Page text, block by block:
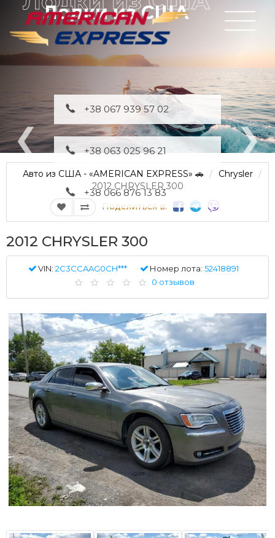
Лодки из США
+38 067 939 57 02
+38 063 025 96 21
+38 066 876 13 83
Авто из США - «AMERICAN EXPRESS» 🚗
Chrysler
2012 CHRYSLER 300
Поделиться в:
2012 CHRYSLER 300
VIN: 2C3CCAAG0CH*** Номер лота: 52418891
0 отзывов